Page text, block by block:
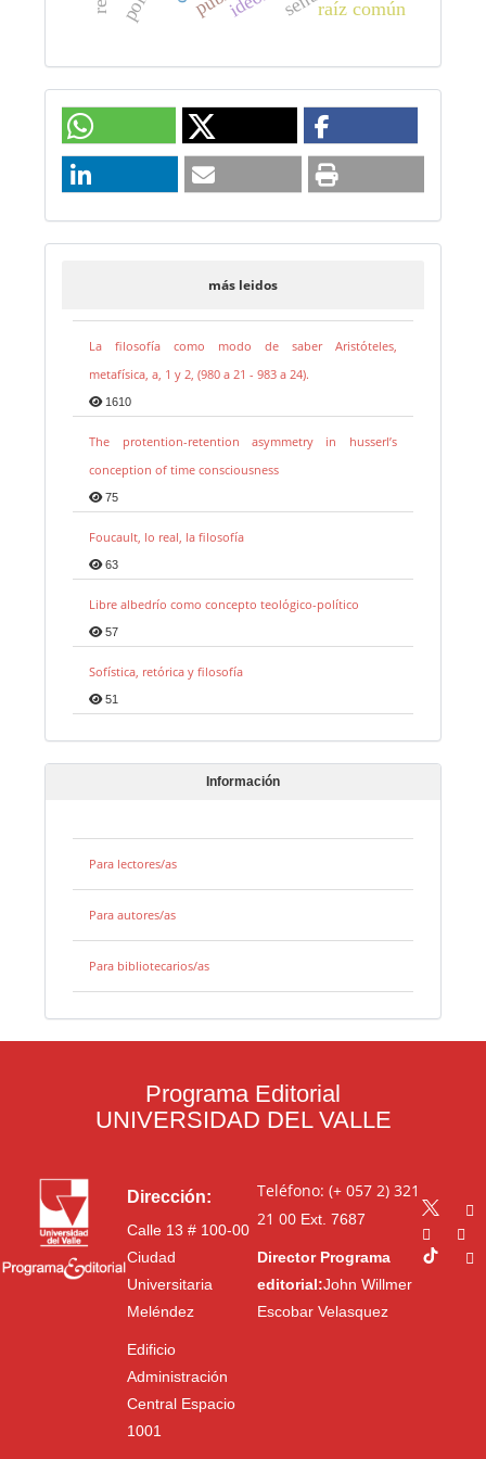
raíz común
más leidos
La filosofía como modo de saber Aristóteles,
metafísica, a, 1 y 2, (980 a 21 - 983 a 24).
1610
The protention-retention asymmetry in husserl’s
conception of time consciousness
75
Foucault, lo real, la filosofía
63
Libre albedrío como concepto teológico-político
57
Sofística, retórica y filosofía
51
Información
Para lectores/as
Para autores/as
Para bibliotecarios/as
Programa Editorial
UNIVERSIDAD DEL VALLE
Dirección:
Calle 13 # 100-00
Ciudad
Universitaria
Meléndez
Edificio
Administración
Central Espacio
1001
Teléfono: (+ 057 2) 321
21 00Ext. 7687
Director Programa
editorial:John Willmer
Escobar Velasquez